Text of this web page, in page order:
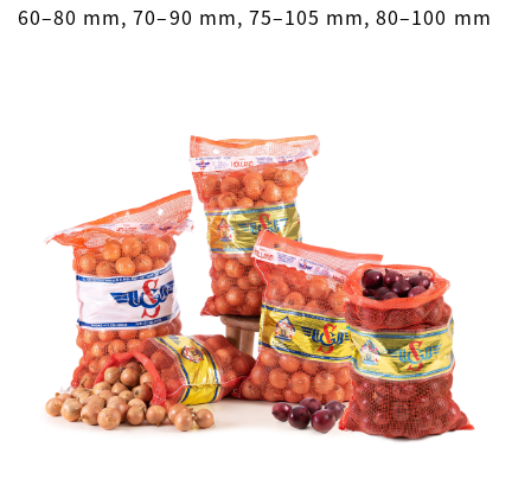
60–80 mm, 70–90 mm, 75–105 mm, 80–100 mm